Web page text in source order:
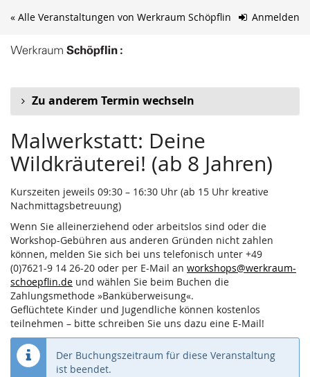
Zum
springen
Anmelden
« Alle Veranstaltungen von Werkraum Schöpflin
Zu anderem Termin wechseln
Malwerkstatt: Deine
Wildkräuterei! (ab 8 Jahren)
Kurszeiten jeweils 09:30 – 16:30 Uhr (ab 15 Uhr kreative
Nachmittagsbetreuung)
Wenn Sie alleinerziehend oder arbeitslos sind oder die
Workshop-Gebühren aus anderen Gründen nicht zahlen
können, melden Sie sich bei uns telefonisch unter +49
(0)7621-9 14 26-20 oder per E-Mail an workshops@werkraum-
schoepflin.de und wählen Sie beim Buchen die
Zahlungsmethode »Banküberweisung«.
Geflüchtete Kinder und Jugendliche können kostenlos
teilnehmen – bitte schreiben Sie uns dazu eine E-Mail!
Der Buchungszeitraum für diese Veranstaltung
ist beendet.